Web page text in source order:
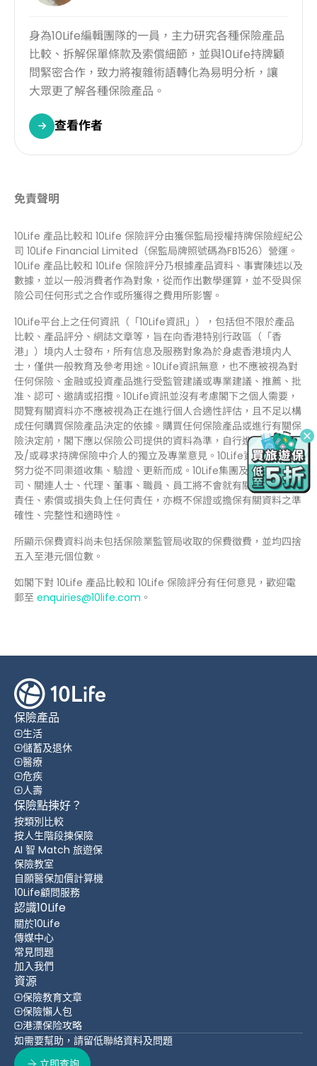
身為10Life編輯團隊的一員，主力研究各種保險產品
比較、拆解保單條款及索償細節，並與10Life持牌顧
問緊密合作，致力將複雜術語轉化為易明分析，讓
大眾更了解各種保險產品。
查看作者
免責聲明
10Life 產品比較和 10Life 保險評分由獲保監局授權持牌保險經紀公
司 10Life Financial Limited（保監局牌照號碼為FB1526）營運。
10Life 產品比較和 10Life 保險評分乃根據產品資料、事實陳述以及
數據，並以一般消費者作為對象，從而作出數學運算，並不受與保
險公司任何形式之合作或所獲得之費用所影響。
10Life平台上之任何資訊（「10Life資訊」），包括但不限於產品
比較、產品評分、網誌文章等，旨在向香港特别行政區（「香
港」）境内人士發布，所有信息及服務對象為於身處香港境内人
士，僅供一般教育及參考用途。10Life資訊無意，也不應被視為對
任何保險、金融或投資產品進行受監管建議或專業建議、推薦、批
准、認可、邀請或招攬。10Life資訊並沒有考慮閣下之個人需要，
閱覽有關資料亦不應被視為正在進行個人合適性評估，且不足以構
成任何購買保險產品決定的依據。購買任何保險產品或進行有關保
險決定前，閣下應以保險公司提供的資料為準，自行進行研究，
及/或尋求持牌保險中介人的獨立及專業意見。10Life資訊是以最大
努力從不同渠道收集、驗證、更新而成。10Life集團及其附屬公
司、關連人士、代理、董事、職員、員工將不會就有關資料引致的
責任、索償或損失負上任何責任，亦概不保證或擔保有關資料之準
確性、完整性和適時性。
所顯示保費資料尚未包括保險業監管局收取的保費徵費，並均四捨
五入至港元個位數。
如閣下對 10Life 產品比較和 10Life 保險評分有任何意見，歡迎電
郵至 enquiries@10life.com 。
保險產品
生活
儲蓄及退休
醫療
危疾
人壽
保險點揀好？
按類別比較
按人生階段揀保險
AI 智 Match 旅遊保
保險教室
自願醫保加價計算機
10Life顧問服務
認識10Life
關於10Life
傳媒中心
常見問題
加入我們
資源
保險教育文章
保險懶人包
港漂保险攻略
如需要幫助，請留低聯絡資料及問題